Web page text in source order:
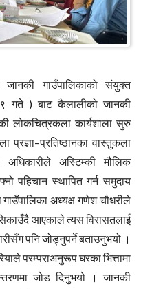
जानकी गाउँपालिकाको संयुक्त
गते ) बाट कैलालीको जानकी
लोकचित्रकला कार्यशाला सुरु
वास्तुकला
अस्टिम्की मौलिक
पहिचान स्थापित गर्न समुदाय
अध्यक्ष गणेश चौधरीले
आएकाले त्यस विरासतलाई
पनि जोड्नुपर्ने बताउनुभयो ।
परम्पराअनुरूप घरका भित्तामा
जोड दिनुभयो । जानकी